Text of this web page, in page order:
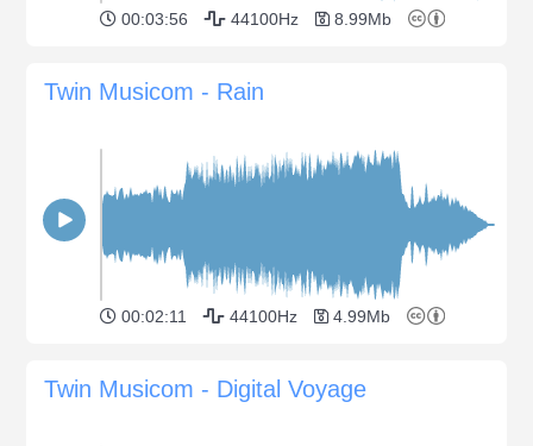
00:03:56 44100Hz 8.99Mb
Twin Musicom - Rain
00:02:11 44100Hz 4.99Mb
Twin Musicom - Digital Voyage